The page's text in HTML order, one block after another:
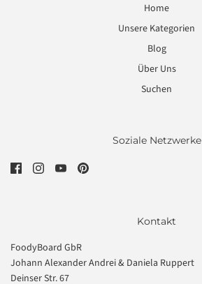
Home
Unsere Kategorien
Blog
Über Uns
Suchen
Soziale Netzwerke
Kontakt
FoodyBoard GbR
Johann Alexander Andrei & Daniela Ruppert
Deinser Str. 67